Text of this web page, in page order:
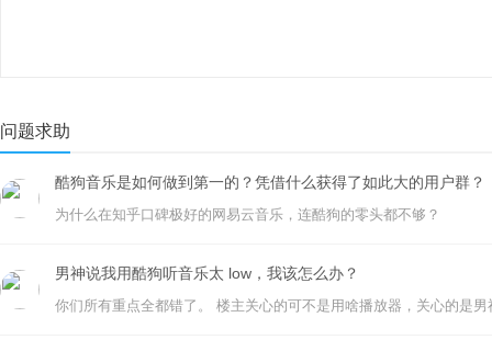
问题求助
酷狗音乐是如何做到第一的？凭借什么获得了如此大的用户群？
为什么在知乎口碑极好的网易云音乐，连酷狗的零头都不够？
男神说我用酷狗听音乐太 low，我该怎么办？